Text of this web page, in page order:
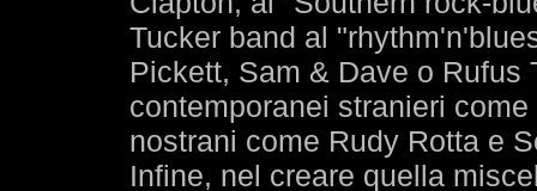
Tucker band al
Pickett, Sam & Dave o
contemporanei stranieri
nostrani come Rudy Rotta e
Infine, nel creare quella